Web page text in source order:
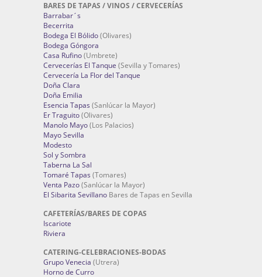
BARES DE TAPAS / VINOS / CERVECERÍAS
Barrabar´s
Becerrita
Bodega El Bólido(Olivares)
Bodega Góngora
Casa Rufino(Umbrete)
Cervecerías El Tanque (Sevilla y Tomares)
Cervecería La Flor del Tanque
Doña Clara
Doña Emilia
Esencia Tapas (Sanlúcar la Mayor)
Er Traguito(Olivares)
Manolo Mayo(Los Palacios)
Mayo Sevilla
Modesto
Sol y Sombra
Taberna La Sal
Tomaré Tapas (Tomares)
Venta Pazo(Sanlúcar la Mayor)
El Sibarita Sevillano Bares de Tapas en Sevilla
CAFETERÍAS/BARES DE COPAS
Iscariote
Riviera
CATERING-CELEBRACIONES-BODAS
Grupo Venecia (Utrera)
Horno de Curro